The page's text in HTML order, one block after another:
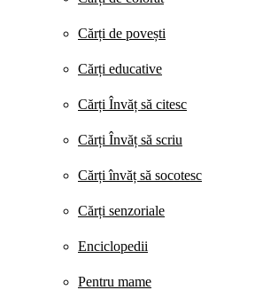
Cărți de povești
Cărți educative
Cărți Învăț să citesc
Cărți Învăț să scriu
Cărți învăț să socotesc
Cărți senzoriale
Enciclopedii
Pentru mame